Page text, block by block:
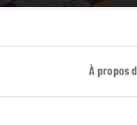
À propos